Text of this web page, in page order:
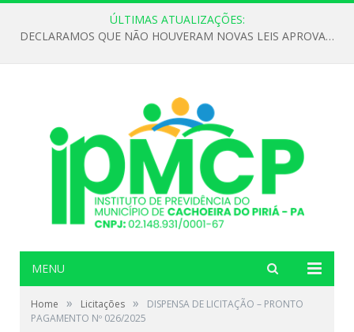
ÚLTIMAS ATUALIZAÇÕES:
DECLARAMOS QUE NÃO HOUVERAM NOVAS LEIS APROVADAS ATÉ O MOMENTO PARA O INSTITUTO DE PREVIDÊNCIA NO ANO DE 2026
MENU
Home » Licitações »
DISPENSA DE LICITAÇÃO – PRONTO
PAGAMENTO Nº 026/2025